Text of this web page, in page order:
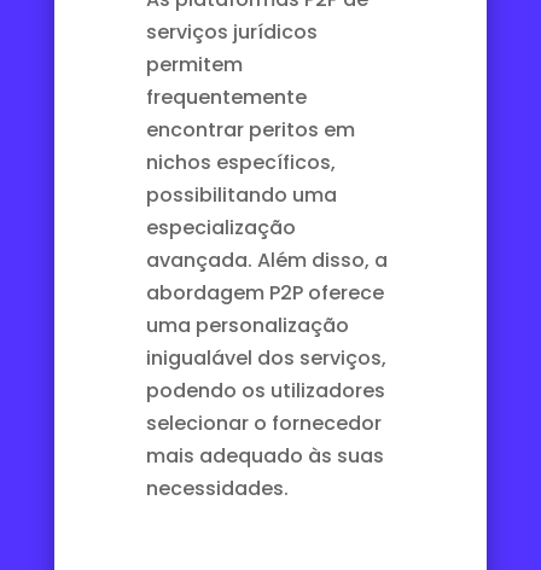
serviços jurídicos
permitem
frequentemente
encontrar peritos em
nichos específicos,
possibilitando uma
especialização
avançada. Além disso, a
abordagem P2P oferece
uma personalização
inigualável dos serviços,
podendo os utilizadores
selecionar o fornecedor
mais adequado às suas
necessidades.